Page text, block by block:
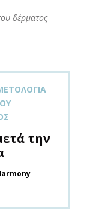
δέρματος
την